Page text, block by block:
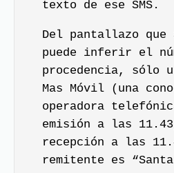
texto de ese SMS.
Del pantallazo que
puede inferir el
procedencia, sólo
Mas Móvil (una
operadora
emisión a las
recepción a las
remitente es